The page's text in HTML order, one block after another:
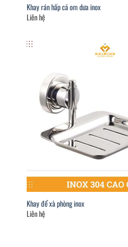
Khay rán hấp cá om dưa inox
Liên hệ
Khay để xà phòng inox
Liên hệ